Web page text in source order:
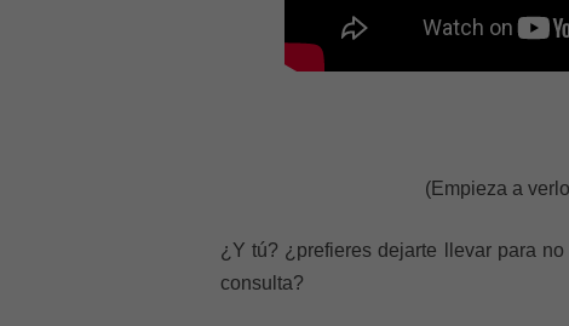
(Empieza a
¿Y tú? ¿prefieres dejarte llevar para
consulta?